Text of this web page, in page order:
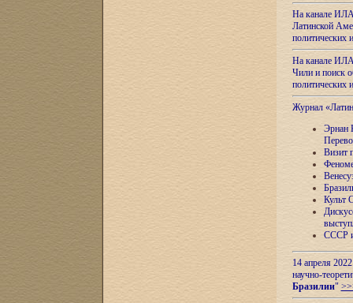
На канале
Латинской
На канале
Чили и поиск
Журнал
Эрнан
Визит
Культ
СССР и
14 апреля
научно-
Бразилии"